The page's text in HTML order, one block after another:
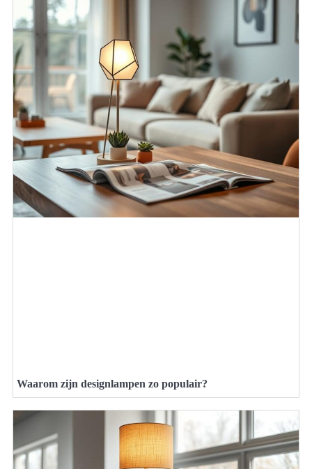
Waarom zijn designlampen zo populair?